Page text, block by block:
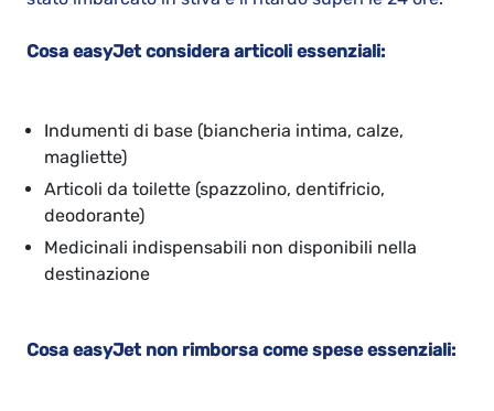
Cosa easyJet considera articoli essenziali:
Indumenti di base (biancheria intima, calze,
magliette)
Articoli da toilette (spazzolino, dentifricio,
deodorante)
Medicinali indispensabili non disponibili nella
destinazione
Cosa easyJet non rimborsa come spese essenziali: